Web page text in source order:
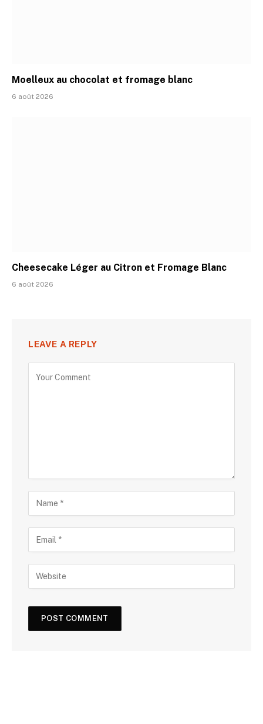
Moelleux au chocolat et fromage blanc
6 août 2026
Cheesecake Léger au Citron et Fromage Blanc
6 août 2026
LEAVE A REPLY